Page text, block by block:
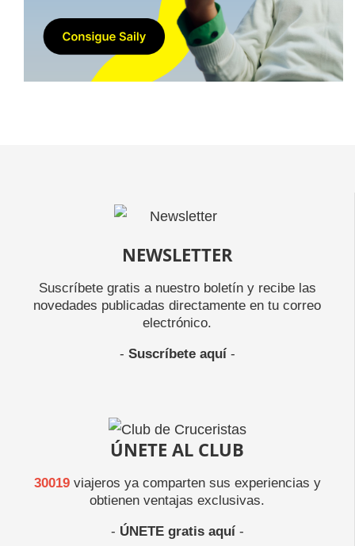
NEWSLETTER
Suscríbete gratis a nuestro boletín y recibe las
novedades publicadas directamente en tu correo
electrónico.
- Suscríbete aquí-
ÚNETE AL CLUB
30019viajeros ya comparten sus experiencias y
obtienen ventajas exclusivas.
- ÚNETE gratis aquí-